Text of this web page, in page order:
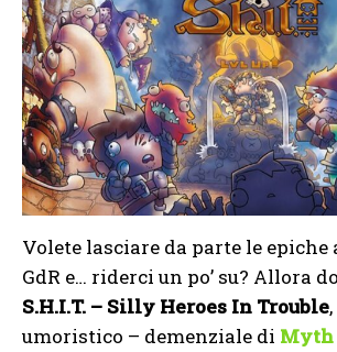
Volete lasciare da parte le
GdR e… riderci un po’ su? Allora
S.H.I.T. – Silly Heroes In Trouble
umoristico – demenziale di Myth